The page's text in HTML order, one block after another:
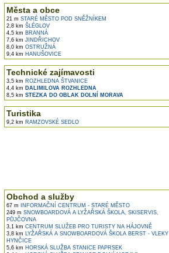
Města a obce
21 m STARÉ MĚSTO POD SNĚŽNÍKEM
2,8 km ŠLÉGLOV
4,5 km BRANNÁ
7,6 km JINDŘICHOV
8,0 km OSTRUŽNÁ
9,4 km HANUŠOVICE
Technické zajímavosti
3,5 km ROZHLEDNA ŠTVANICE
4,4 km DALIMILOVA ROZHLEDNA
8,5 km STEZKA DO OBLAK DOLNÍ MORAVA
Turistika
9,2 km RAMZOVSKÉ SEDLO
Obchod a služby
67 m INFORMAČNÍ CENTRUM - STARÉ MĚSTO
249 m SNOWBOARDOVÁ A LYŽAŘSKÁ ŠKOLA, SKISERVIS,
PŮJČOVNA
3,1 km CENTRUM SLUŽEB PRO TURISTY NA HÁJOVNĚ
3,8 km LYŽAŘSKÁ A SNOWBOARDOVÁ ŠKOLA BERST - VLEKY
HYNČICE
5,6 km HORSKÁ SLUŽBA STANICE PAPRSEK